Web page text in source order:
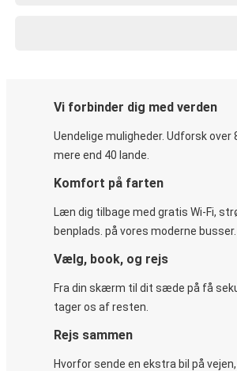
Vi forbinder dig med verden
Uendelige muligheder. Udforsk over
mere end 40 lande.
Komfort på farten
Læn dig tilbage med gratis Wi-Fi,
benplads. på vores moderne busser.
Vælg, book, og rejs
Fra din skærm til dit sæde på få
tager os af resten.
Rejs sammen
Hvorfor sende en ekstra bil på